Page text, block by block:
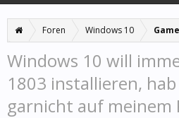
Foren Windows 10
Windows 10 will
1803 installieren,
garnicht auf meinem